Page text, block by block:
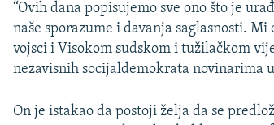
“Ovih dana popisujemo sve ono što je
naše sporazume i davanja saglasnosti. Mi
vojsci i Visokom sudskom i tužilačkom
nezavisnih socijaldemokrata novinarima
On je istakao da postoji želja da se